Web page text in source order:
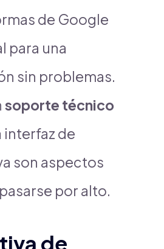
de Google
para una
sin problemas.
soporte técnico
interfaz de
son aspectos
por alto.
de